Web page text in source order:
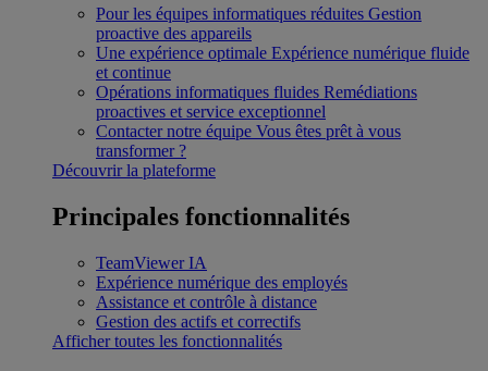
Pour les équipes informatiques réduites Gestion
proactive des appareils
Une expérience optimale Expérience numérique fluide
et continue
Opérations informatiques fluides Remédiations
proactives et service exceptionnel
Contacter notre équipe Vous êtes prêt à vous
transformer ?
Découvrir la plateforme
Principales fonctionnalités
TeamViewer IA
Expérience numérique des employés
Assistance et contrôle à distance
Gestion des actifs et correctifs
Afficher toutes les fonctionnalités